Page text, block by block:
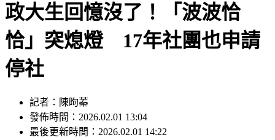
政大生回憶沒了！「波波恰
恰」突熄燈 17年社團也申請
停社
記者：陳昫蓁
發佈時間：2026.02.01 13:04
最後更新時間：2026.02.01 14:22